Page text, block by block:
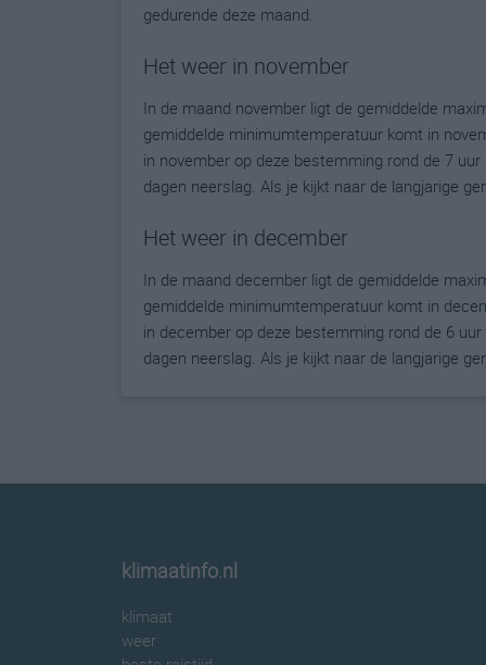
gedurende deze maand.
Het weer in november
In de maand november ligt de gemiddelde
gemiddelde minimumtemperatuur komt in
in november op deze bestemming rond de 7
dagen neerslag. Als je kijkt naar de langjarige
Het weer in december
In de maand december ligt de gemiddelde
gemiddelde minimumtemperatuur komt in
in december op deze bestemming rond de 6
dagen neerslag. Als je kijkt naar de langjarige
klimaatinfo.nl
klimaat
weer